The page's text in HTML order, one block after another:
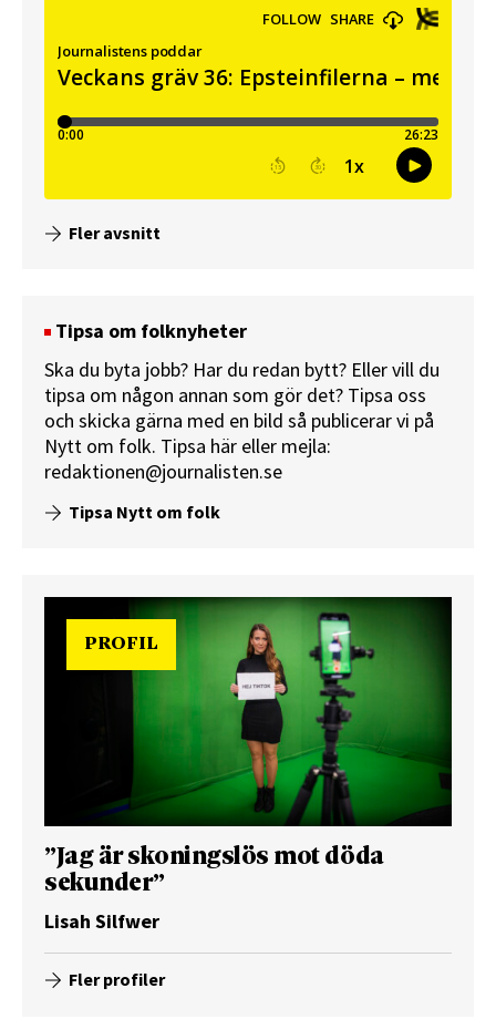
Fler avsnitt
Tipsa om folknyheter
Ska du byta jobb? Har du redan bytt? Eller vill du
tipsa om någon annan som gör det? Tipsa oss
och skicka gärna med en bild så publicerar vi på
Nytt om folk. Tipsa här eller mejla:
redaktionen@journalisten.se
Tipsa Nytt om folk
PROFIL
”Jag är skoningslös mot döda
sekunder”
Lisah Silfwer
Fler profiler